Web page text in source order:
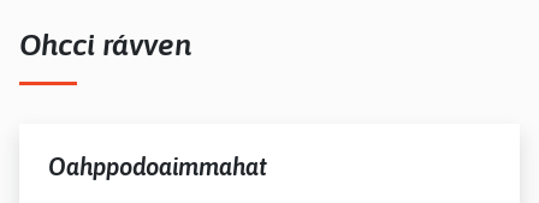
Ohcci rávven
Oahppodoaimmahat